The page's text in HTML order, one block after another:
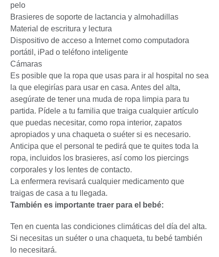
pelo
Brasieres de soporte de lactancia y almohadillas
Material de escritura y lectura
Dispositivo de acceso a Internet como computadora
portátil, iPad o teléfono inteligente
Cámaras
Es posible que la ropa que usas para ir al hospital no sea
la que elegirías para usar en casa. Antes del alta,
asegúrate de tener una muda de ropa limpia para tu
partida. Pídele a tu familia que traiga cualquier artículo
que puedas necesitar, como ropa interior, zapatos
apropiados y una chaqueta o suéter si es necesario.
Anticipa que el personal te pedirá que te quites toda la
ropa, incluidos los brasieres, así como los piercings
corporales y los lentes de contacto.
La enfermera revisará cualquier medicamento que
traigas de casa a tu llegada.
También es importante traer para el bebé:
Ten en cuenta las condiciones climáticas del día del alta.
Si necesitas un suéter o una chaqueta, tu bebé también
lo necesitará.